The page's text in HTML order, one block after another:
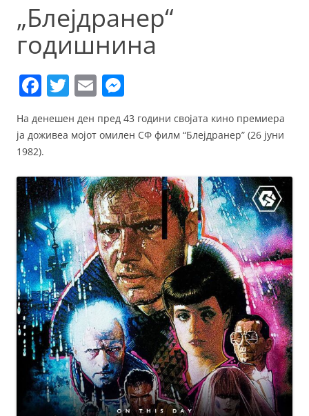
„Блејдранер“
годишнина
F
c
e
b
o
o
k
T
itt
E
ai
e
ss
n
g
er
На денешен ден пред 43 години својата кино премиера
ја доживеа мојот омилен СФ филм “Блејдранер” (26 јуни
1982).